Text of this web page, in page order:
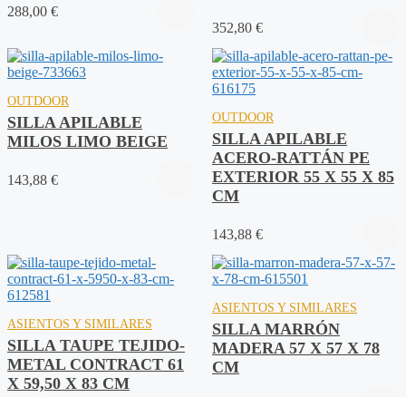
288,00 €
352,80 €
OUTDOOR
SILLA APILABLE
MILOS LIMO BEIGE
143,88 €
OUTDOOR
SILLA APILABLE
ACERO-RATTÁN PE
EXTERIOR 55 X 55 X 85
CM
143,88 €
ASIENTOS Y SIMILARES
SILLA TAUPE TEJIDO-
METAL CONTRACT 61
X 59,50 X 83 CM
ASIENTOS Y SIMILARES
SILLA MARRÓN
MADERA 57 X 57 X 78
CM